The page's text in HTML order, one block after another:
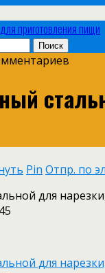
приготовления пищи
Pin Отпр. по
для
для